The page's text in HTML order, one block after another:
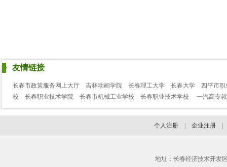
友情链接
长春市政策服务网上大厅 吉林动画学院 长春理工大学 长春大学
四平市
校
长春职业技术学院 长春市机械工业学校 长春职业技术学校 一汽高专
个人注册 企业注册
地址：长春经济技术开发